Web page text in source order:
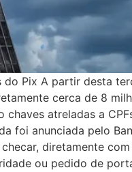
Pix A partir desta
cerca de 8
atreladas a
foi anunciada pelo
diretamente com
ou pedido de